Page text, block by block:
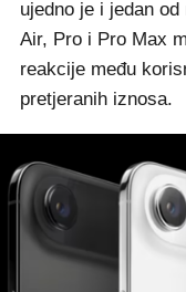
ujedno je i jedan
Air, Pro i Pro Max
reakcije među
pretjeranih iznosa.